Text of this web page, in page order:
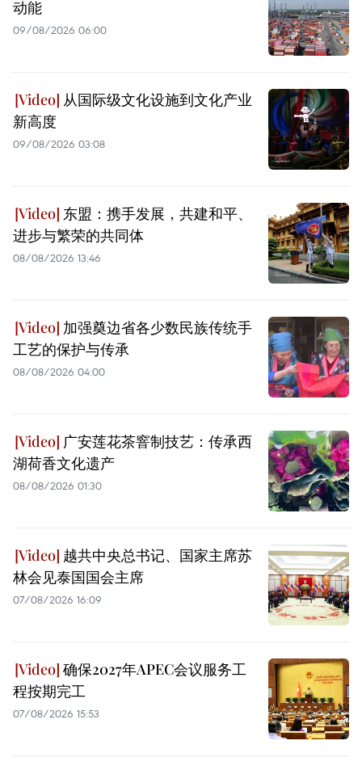
动能
09/08/2026 06:00
从国际级文化设施到文化产业
新高度
09/08/2026 03:08
东盟：携手发展，共建和平、
进步与繁荣的共同体
08/08/2026 13:46
加强奠边省各少数民族传统手
工艺的保护与传承
08/08/2026 04:00
广安莲花茶窨制技艺：传承西
湖荷香文化遗产
08/08/2026 01:30
越共中央总书记、国家主席苏
林会见泰国国会主席
07/08/2026 16:09
确保2027年APEC会议服务工
程按期完工
07/08/2026 15:53